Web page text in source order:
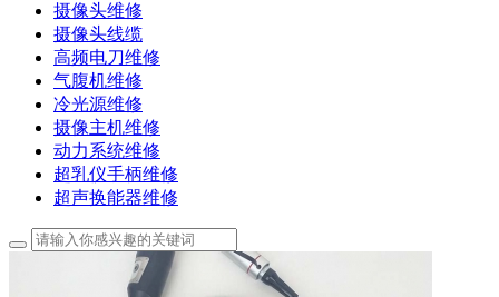
摄像头维修
摄像头线缆
高频电刀维修
气腹机维修
冷光源维修
摄像主机维修
动力系统维修
超乳仪手柄维修
超声换能器维修